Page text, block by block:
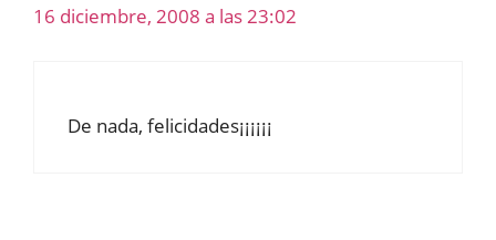
16 diciembre, 2008 a las 23:02
De nada, felicidades¡¡¡¡¡¡